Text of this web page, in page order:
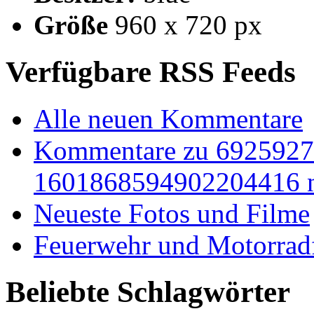
Größe 960 x 720 px
Verfügbare RSS Feeds
Alle neuen Kommentare
Kommentare zu
1601868594902204416
Neueste Fotos und Filme
Feuerwehr und
Beliebte Schlagwörter